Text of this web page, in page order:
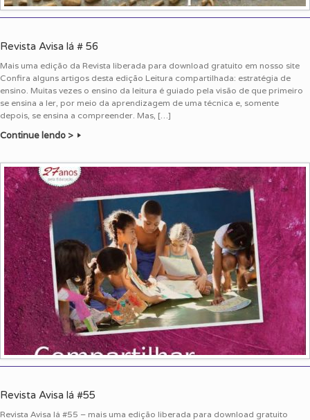
Revista Avisa lá # 56
Mais uma edição da Revista liberada para download gratuito em nosso site
Confira alguns artigos desta edição Leitura compartilhada: estratégia de
ensino. Muitas vezes o ensino da leitura é guiado pela visão de que primeiro
se ensina a ler, por meio da aprendizagem de uma técnica e, somente
depois, se ensina a compreender. Mas, […]
Continue lendo >
Revista Avisa lá #55
Revista Avisa lá #55 – mais uma edição liberada para download gratuito